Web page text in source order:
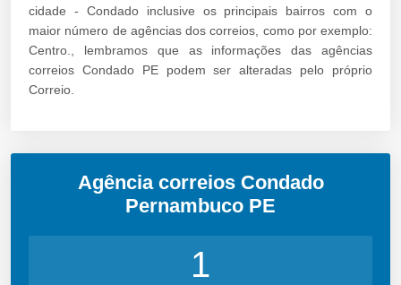
cidade - Condado inclusive os principais bairros com o
maior número de agências dos correios, como por exemplo:
Centro., lembramos que as informações das agências
correios Condado PE podem ser alteradas pelo próprio
Correio.
Agência correios Condado
Pernambuco PE
1